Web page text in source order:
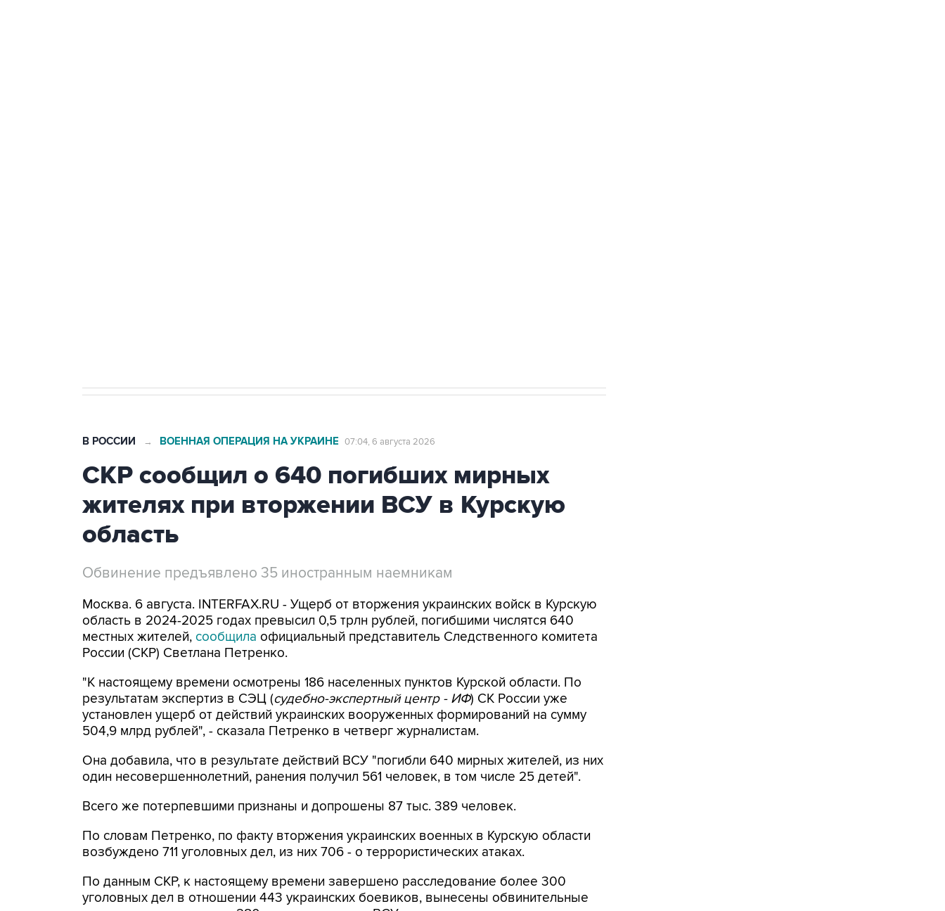
В РОССИИ → ВОЕННАЯ ОПЕРАЦИЯ НА УКРАИНЕ 07:04, 6 августа 2026
СКР сообщил о 640 погибших мирных
жителях при вторжении ВСУ в Курскую
область
Обвинение предъявлено 35 иностранным наемникам
Москва. 6 августа. INTERFAX.RU - Ущерб от вторжения украинских войск в Курскую
область в 2024-2025 годах превысил 0,5 трлн рублей, погибшими числятся 640
местных жителей, сообщила официальный представитель Следственного комитета
России (СКР) Светлана Петренко.
"К настоящему времени осмотрены 186 населенных пунктов Курской области. По
результатам экспертиз в СЭЦ (судебно-экспертный центр - ИФ) СК России уже
установлен ущерб от действий украинских вооруженных формирований на сумму
504,9 млрд рублей", - сказала Петренко в четверг журналистам.
Она добавила, что в результате действий ВСУ "погибли 640 мирных жителей, из них
один несовершеннолетний, ранения получил 561 человек, в том числе 25 детей".
Всего же потерпевшими признаны и допрошены 87 тыс. 389 человек.
По словам Петренко, по факту вторжения украинских военных в Курскую области
возбуждено 711 уголовных дел, из них 706 - о террористических атаках.
По данным СКР, к настоящему времени завершено расследование более 300
уголовных дел в отношении 443 украинских боевиков, вынесены обвинительные